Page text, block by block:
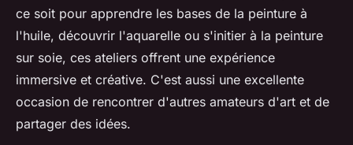
ce soit pour apprendre les bases de la peinture à
l'huile, découvrir l'aquarelle ou s'initier à la peinture
sur soie, ces ateliers offrent une expérience
immersive et créative. C'est aussi une excellente
occasion de rencontrer d'autres amateurs d'art et de
partager des idées.